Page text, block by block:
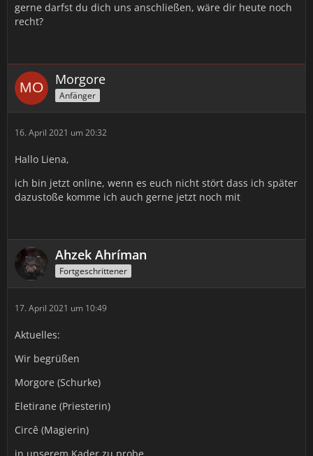
𝒜𝒽𝓃𝓊𝓃𝑔 𝒹𝑒𝓈𝓈𝑒𝓃 𝓌𝒶𝓈 𝒶𝓊𝒻 𝓂𝒾𝒸𝒽 𝓏𝓊𝓀𝑜𝓂𝓂𝑒𝓃 𝓂𝒶𝑔, 𝒶𝒷𝑒𝓇 𝒾𝒸𝒽 𝓀𝒶𝓃𝓃 𝒾𝓂
𝒢𝑒𝒻𝑒𝒸𝒽𝓉 𝒹𝑒𝓊𝓉𝓁𝒾𝒸𝒽 𝒷𝑒𝓈𝓈𝑒𝓇 𝓁𝑒𝓇𝓃𝑒𝓃 𝓊𝓃𝒹 𝑒𝒾𝓃𝓅𝓇ä𝑔𝑒𝓃.
Hoffnung schwingt in dem Tonfall mit.*
𝐼𝒸𝒽 𝓌ü𝓇𝒹𝑒 𝓂𝒾𝒸𝒽 𝓈𝑒𝒽𝓇 𝒻𝓇𝑒𝓊𝑒𝓃, 𝓌𝑒𝓃𝓃 𝒾𝒸𝒽 𝒶𝓃 𝐸𝓊𝓇𝑒𝓇 𝓈𝑒𝒾𝓉𝑒 𝒾𝓃 𝒹𝒾𝑒
𝒮𝒸𝒽𝓁𝒶𝒸𝒽𝓉𝑒𝓃 𝓏𝒾𝑒𝒽𝑒𝓃 𝓀ö𝓃𝓃𝓉𝑒, 𝓊𝓂 𝒹𝒾𝑒𝓈𝑒 𝒲𝑒𝓁𝓉 𝓏𝓊 𝒷𝑒𝓌𝒶𝒽𝓇𝑒𝓃.
*Sie salutiert daraufhin und steht still. Wartend auf eine
Nervosität? Oder doch etwas anderes? Vielleicht der
Wahnsinn der in Ihr Schlummert?*
(ooc: Wie gewünscht, eine vollwertige RP-Bewerbung. <3)
gerne darfst du dich uns anschließen, wäre dir heute noch
recht?
Morgore
Anfänger
16. April 2021 um 20:32
Hallo Liena,
ich bin jetzt online, wenn es euch nicht stört dass ich später
dazustoße komme ich auch gerne jetzt noch mit
Ahzek Ahríman
Fortgeschrittener
17. April 2021 um 10:49
Aktuelles:
Wir begrüßen
Morgore (Schurke)
Eletirane (Priesterin)
Circê (Magierin)